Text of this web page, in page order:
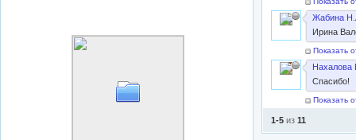
Жабина
Ирина
Показать
Нахалова
Cпасибо!
Показать
1-5 из 11